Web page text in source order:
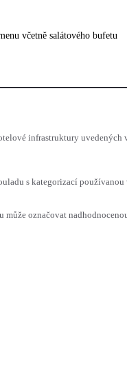
včetně salátového bufetu
infrastruktury uvedených
s kategorizací
označovat